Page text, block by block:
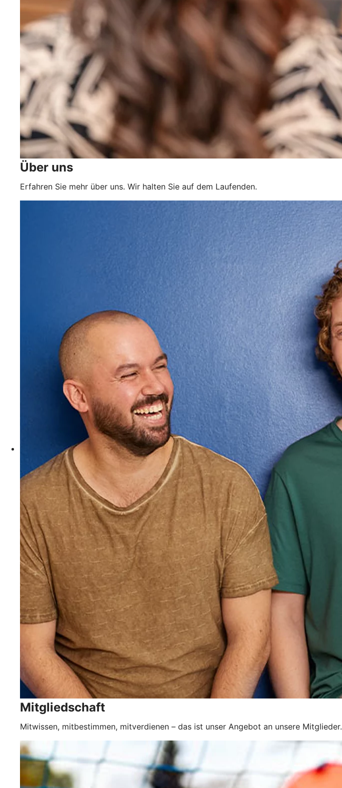
Über uns
Erfahren Sie mehr über uns. Wir halten Sie auf dem Laufenden.
Mitgliedschaft
Mitwissen, mitbestimmen, mitverdienen – das ist unser Angebot an unsere Mitglieder.